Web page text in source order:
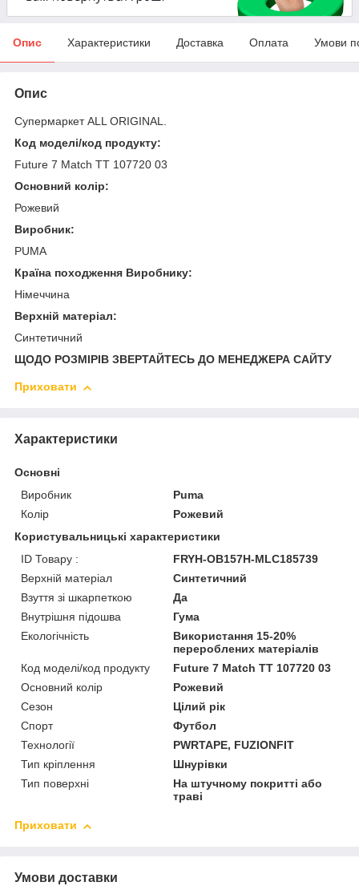
Опис Характеристики Доставка Оплата Умови
Опис
Супермаркет ALL ORIGINAL.
Код моделі/код продукту:
Future 7 Match TT 107720 03
Основний колір:
Рожевий
Виробник:
PUMA
Країна походження Виробнику:
Німеччина
Верхній матеріал:
Синтетичний
ЩОДО РОЗМІРІВ ЗВЕРТАЙТЕСЬ ДО МЕНЕДЖЕРА САЙТУ
Приховати
Характеристики
Основні
Виробник
Puma
Колір
Рожевий
Користувальницькі характеристики
ID Товару :
FRYH-OB157H-MLC185739
Верхній матеріал
Синтетичний
Взуття зі шкарпеткою
Да
Внутрішня підошва
Гума
Екологічність
Використання 15-20%
перероблених матеріалів
Код моделі/код продукту
Future 7 Match TT 107720 03
Основний колір
Рожевий
Сезон
Цілий рік
Спорт
Футбол
Технології
PWRTAPE, FUZIONFIT
Тип кріплення
Шнурівки
Тип поверхні
На штучному покритті або
траві
Приховати
Умови доставки